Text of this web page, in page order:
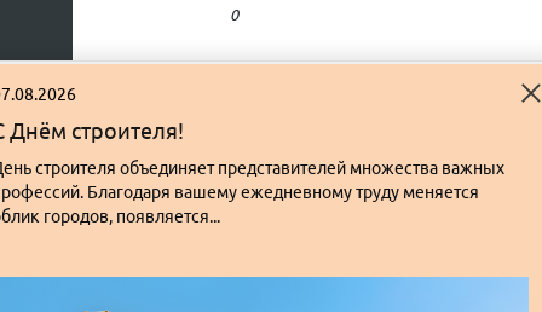
0
Днём строителя!
строителя объединяет представителей множества важных
Благодаря вашему ежедневному труду меняется
городов, появляется...
Очистить корзину
Сохранить состав в excel